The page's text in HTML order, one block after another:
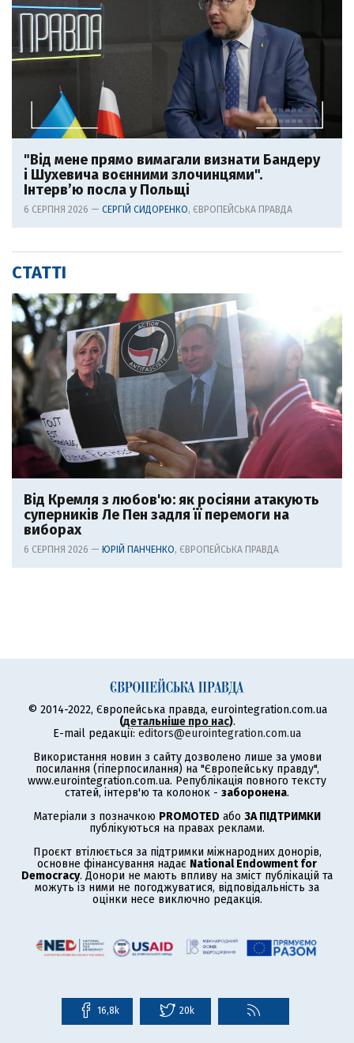
"Від мене прямо вимагали визнати Бандеру
і Шухевича воєнними злочинцями".
Інтерв’ю посла у Польщі
6 СЕРПНЯ 2026 — СЕРГІЙ СИДОРЕНКО, ЄВРОПЕЙСЬКА ПРАВДА
СТАТТІ
Від Кремля з любов'ю: як росіяни атакують
суперників Ле Пен задля її перемоги на
виборах
6 СЕРПНЯ 2026 — ЮРІЙ ПАНЧЕНКО, ЄВРОПЕЙСЬКА ПРАВДА
© 2014-2022, Європейська правда, eurointegration.com.ua
(детальніше про нас).
E-mail редакції: editors@eurointegration.com.ua
Використання новин з сайту дозволено лише за умови
посилання (гіперпосилання) на "Європейську правду",
www.eurointegration.com.ua. Републікація повного тексту
статей, інтерв'ю та колонок - заборонена.
Матеріали з позначкою PROMOTED або ЗА ПІДТРИМКИ
публікуються на правах реклами.
Проєкт втілюється за підтримки міжнародних донорів,
основне фінансування надає National Endowment for
Democracy. Донори не мають впливу на зміст публікацій та
можуть із ними не погоджуватися, відповідальність за
оцінки несе виключно редакція.
16,8k 20k